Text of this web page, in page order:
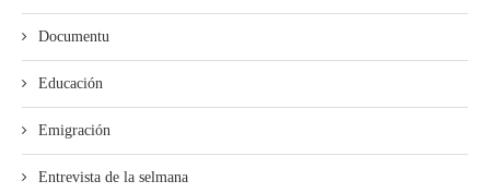
Documentu
Educación
Emigración
Entrevista de la selmana